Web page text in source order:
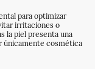
para optimizar
irritaciones o
la piel presenta una
únicamente cosmética